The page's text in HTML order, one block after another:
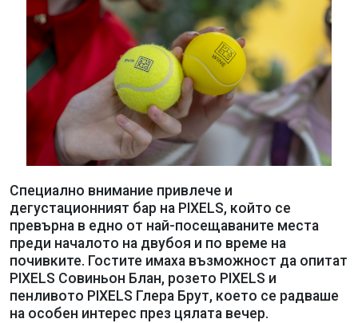
Специално внимание привлече и
дегустационният бар на PIXELS, който се
превърна в едно от най-посещаваните места
преди началото на двубоя и по време на
почивките. Гостите имаха възможност да опитат
PIXELS Совиньон Блан, розето PIXELS и
пенливото PIXELS Глера Брут, което се радваше
на особен интерес през цялата вечер.